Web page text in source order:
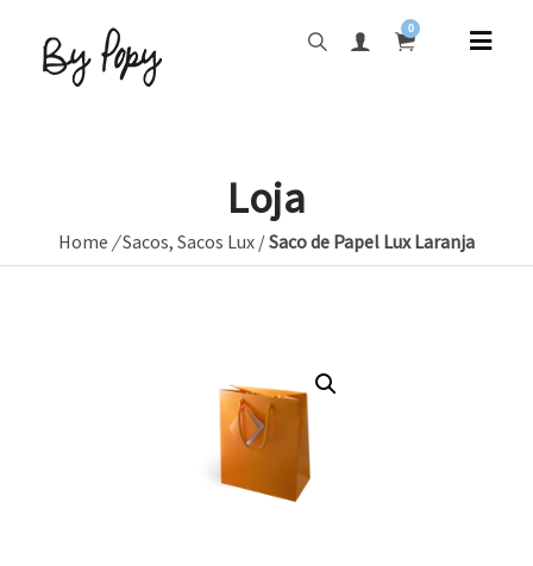
0
Loja
Home /Sacos, Sacos Lux /Saco de Papel Lux Laranja